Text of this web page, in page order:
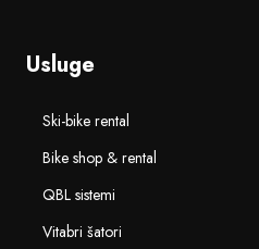
Usluge
Ski-bike rental
Bike shop & rental
QBL sistemi
Vitabri šatori